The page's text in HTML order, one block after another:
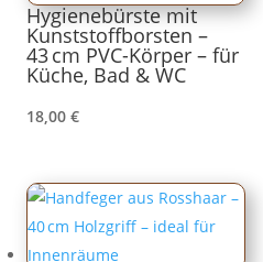
Hygienebürste mit
Kunststoffborsten –
43 cm PVC-Körper – für
Küche, Bad & WC
18,00 €